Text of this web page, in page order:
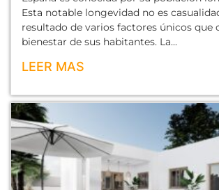
Esta notable longevidad no es
resultado de varios factores únicos que
bienestar de sus habitantes. La...
LEER MAS